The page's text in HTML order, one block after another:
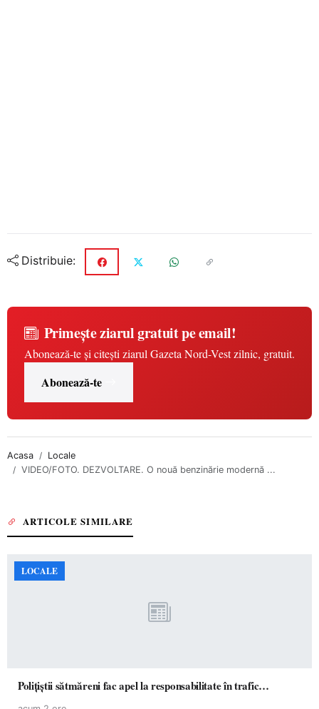
Distribuie:
Primește ziarul gratuit pe email!
Abonează-te și citești ziarul Gazeta Nord-Vest zilnic, gratuit.
Abonează-te
Acasa
Locale
VIDEO/FOTO. DEZVOLTARE. O nouă benzinărie modernă ...
ARTICOLE SIMILARE
LOCALE
Polițiștii sătmăreni fac apel la responsabilitate în trafic…